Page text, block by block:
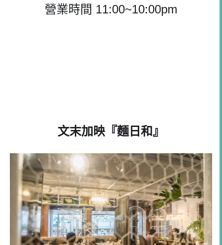
營業時間 11:00~10:00pm
文末加映『麵日和』